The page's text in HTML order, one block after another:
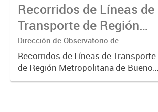
Recorridos de Líneas de
Transporte de Región
Metropolitana de
Buenos Aires (RMBA)
Dirección de Observatorio de
Transporte, Estudio y Sistemas
Recorridos de Líneas de Transporte
de Región Metropolitana de Buenos
Aires (RMBA).-